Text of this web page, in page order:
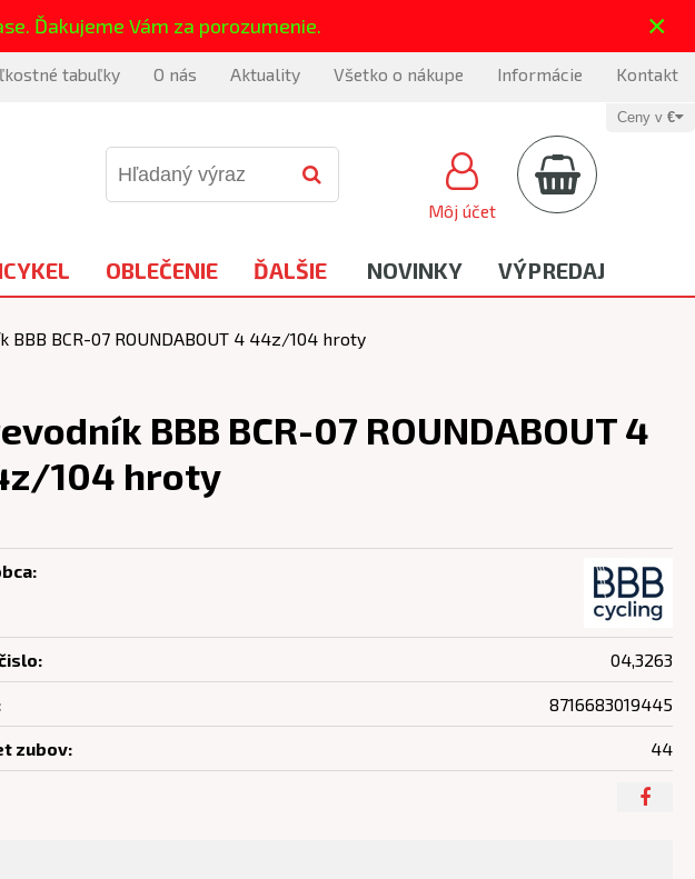
Ďakujeme Vám za porozumenie. ×
tabuľky O nás Aktuality Všetko o nákupe Informácie Kontakt
Môj účet
Ceny v €
OBLEČENIE ĎALŠIE NOVINKY VÝPREDAJ
BBB BCR-07 ROUNDABOUT 4 44z/104 hroty
BBB BCR-07 ROUNDABOUT 4
104 hroty
04,3263
8716683019445
zubov: 44